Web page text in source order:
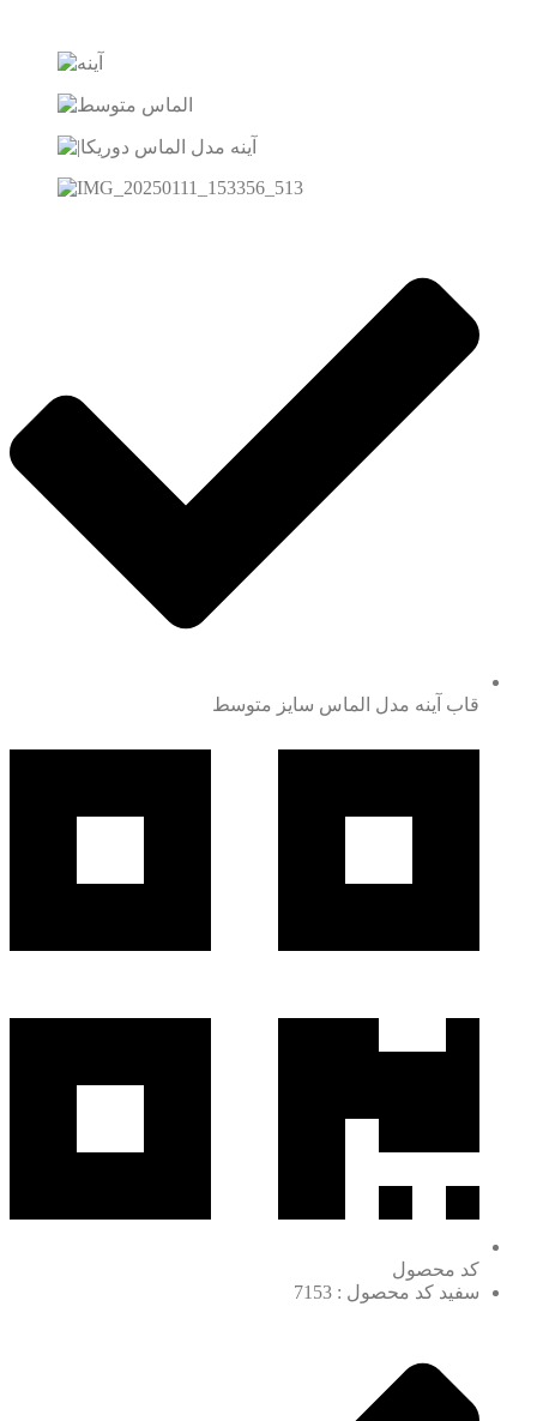
قاب آینه مدل الماس سایز متوسط
کد محصول
سفید کد محصول : 7153